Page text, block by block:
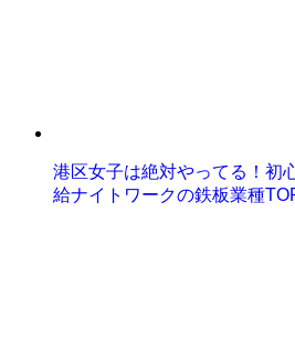
港区女子は絶対やってる！初
給ナイトワークの鉄板業種